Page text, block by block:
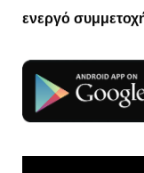
ενεργό